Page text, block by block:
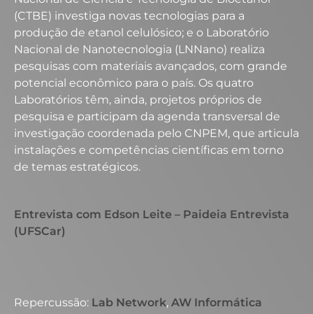
(CTBE) investiga novas tecnologias para a
produção de etanol celulósico; e o Laboratório
Nacional de Nanotecnologia (LNNano) realiza
pesquisas com materiais avançados, com grande
potencial econômico para o país. Os quatro
Laboratórios têm, ainda, projetos próprios de
pesquisa e participam da agenda transversal de
investigação coordenada pelo CNPEM, que articula
instalações e competências científicas em torno
de temas estratégicos.
Entrevista com Edson Leite – Paideia Entrevista
(UFSCar)
Repercussão: Lab Network, AW Informática